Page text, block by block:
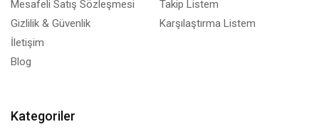
Mesafeli Satış Sözleşmesi
Gizlilik & Güvenlik
İletişim
Blog
Takip Listem
Karşılaştırma Listem
Kategoriler